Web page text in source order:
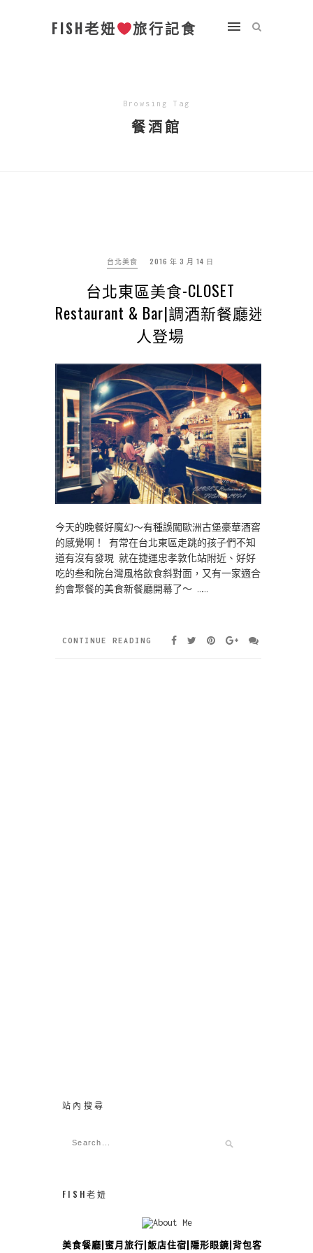
FISH老妞 旅行記食
Browsing Tag
餐酒館
台北美食 2016 年 3 月 14 日
台北東區美食-CLOSET
Restaurant & Bar|調酒新餐廳迷
人登場
今天的晚餐好魔幻～有種誤闖歐洲古堡豪華酒窖
的感覺啊！ 有常在台北東區走跳的孩子們不知
道有沒有發現 就在捷運忠孝敦化站附近、好好
吃的叁和院台灣風格飲食斜對面，又有一家適合
約會聚餐的美食新餐廳開幕了～ ……
CONTINUE READING
站內搜尋
FISH老妞
美食餐廳|蜜月旅行|飯店住宿|隱形眼鏡|背包客攻